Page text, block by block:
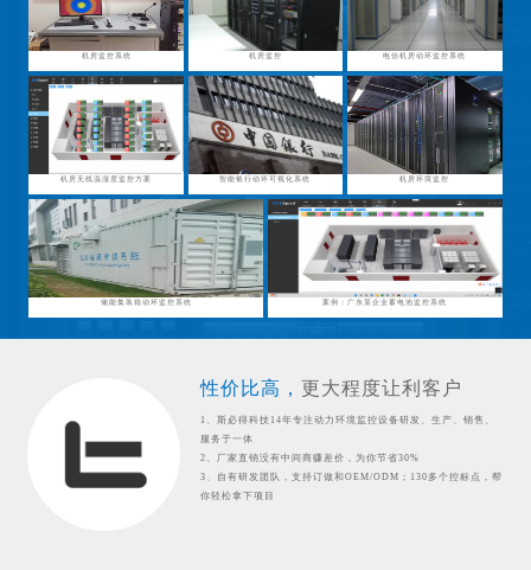
机房监控系统 机房监控 电信机房动环监控系统
机房无线温湿度监控方案 智能银行动环可视化系统 机房环境监控
储能集装箱动环监控系统 案例：广东某企业蓄电池监控系统
性价比高， 更大程度让利客户
1、斯必得科技14年专注动力环境监控设备研发、生产、销售、
服务于一体
2、厂家直销没有中间商赚差价，为你节省30%
3、自有研发团队，支持订做和OEM/ODM；130多个控标点，帮
你轻松拿下项目